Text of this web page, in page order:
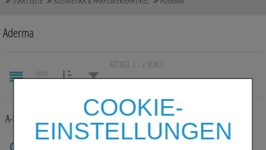
COOKIE-
EINSTELLUNGEN
Herz, Kreislauf & Gefäße
Aderma
FILTERN
NACH:
ARTIKEL 1 - 2 VON 2
A-DERMA CYTELIUM Pflege Spray 100 ml Spray
Anbieter: PIERRE FABRE DERMO